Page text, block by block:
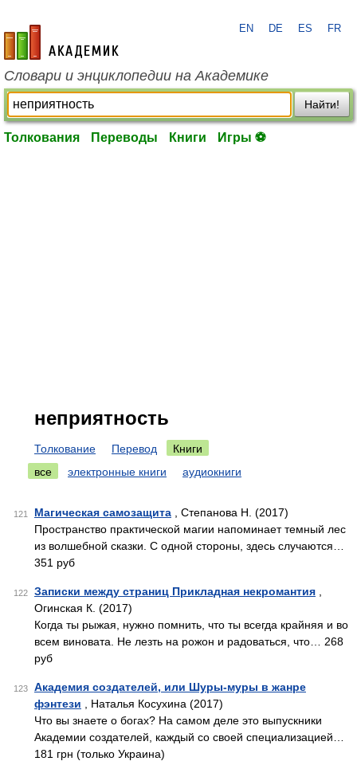
academic.ru
EN DE ES FR
Словари и энциклопедии на Академике
Найти!
Толкования Переводы Книги Игры ⚽
неприятность
Толкование Перевод
Книги
все
электронные книги аудиокниги
121 Магическая самозащита , Степанова Н. (2017)
Пространство практической магии напоминает темный лес
из волшебной сказки. С одной стороны, здесь случаются…
351 руб
122 Записки между страниц Прикладная некромантия
Огинская К. (2017)
Когда ты рыжая, нужно помнить, что ты всегда крайняя и во
всем виновата. Не лезть на рожон и радоваться, что… 268
руб
123
Академия создателей, или Шуры-муры в жанре
фэнтези , Наталья Косухина (2017)
Что вы знаете о богах? На самом деле это выпускники
Академии создателей, каждый со своей специализацией…
181 грн (только Украина)